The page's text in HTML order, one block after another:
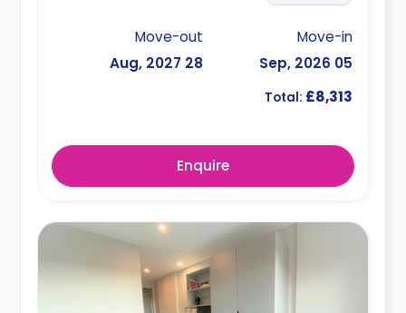
Move-in
05 Sep, 2026
Move-out
28 Aug, 2027
Total: £8,313
Enquire